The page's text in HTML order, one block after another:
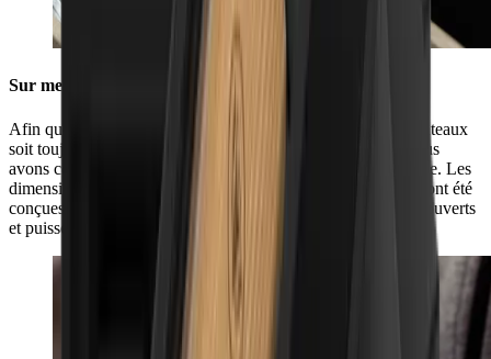
Sur mesure pour votre cuisine
Afin que tout ce dont vous avez besoin pour aiguiser vos couteaux
soit toujours à portée de main dans votre tiroir de cuisine, nous
avons consulté les plus grands fabricants de cuisines d’Europe. Les
dimensions de la box HORL® (40,5 cm x 9,2 cm x 6,9 cm) ont été
conçues de manière à ce qu’elle s’adapte à tous les tiroirs à couverts
et puisse être utilisée comme insert de tiroir.